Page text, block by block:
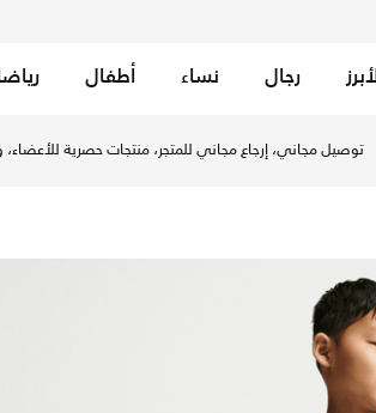
رجال نساء أطفال
توصيل مجاني، إرجاع مجاني للمتجر، منتجات حصرية